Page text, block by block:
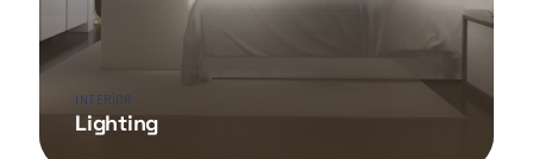
INTERIOR
Lighting